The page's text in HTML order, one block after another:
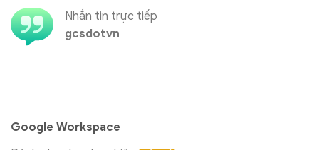
Nhắn tin trực tiếp
gcsdotvn
Google Workspace